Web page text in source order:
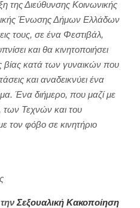
της Διεύθυνσης Κοινωνικής
Ένωσης Δήμων Ελλάδων
τους, σε ένα Φεστιβάλ,
και θα κινητοποιήσει
βίας κατά των γυναικών που
και αναδεικνύει ένα
Ένα διήμερο, που μαζί με
των Τεχνών και του
τον φόβο σε κινητήριο
Σεξουαλική Κακοποίηση